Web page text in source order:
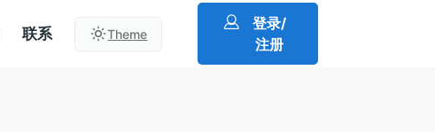
联系 Theme
登录/
注册